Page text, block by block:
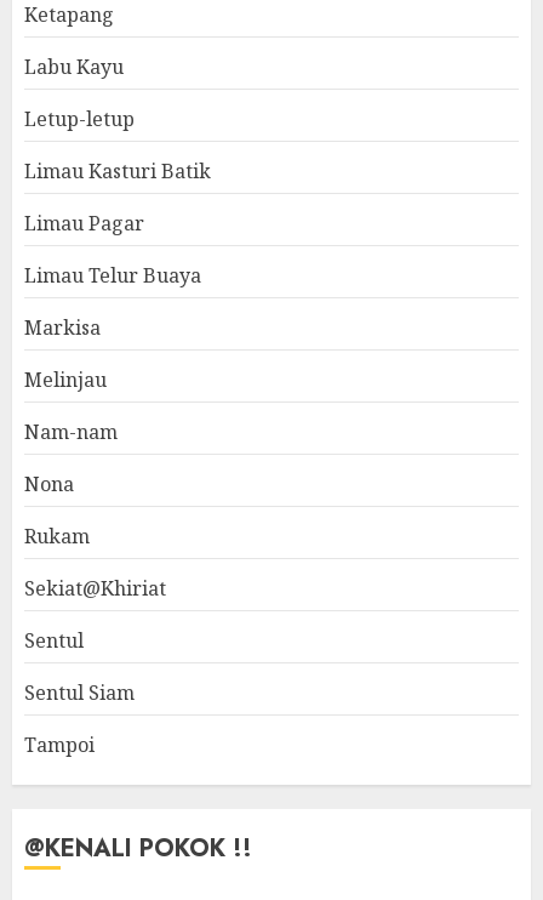
Ketapang
Labu Kayu
Letup-letup
Limau Kasturi Batik
Limau Pagar
Limau Telur Buaya
Markisa
Melinjau
Nam-nam
Nona
Rukam
Sekiat@Khiriat
Sentul
Sentul Siam
Tampoi
@KENALI POKOK !!